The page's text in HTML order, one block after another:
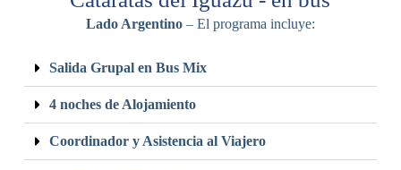
Lado Argentino– El programa incluye:
Salida Grupal en Bus Mix
4 noches de Alojamiento
Coordinador y Asistencia al Viajero